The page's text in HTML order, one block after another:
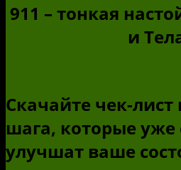
911 – тонкая
и
Скачайте чек-лист
шага, которые уже
улучшат ваше